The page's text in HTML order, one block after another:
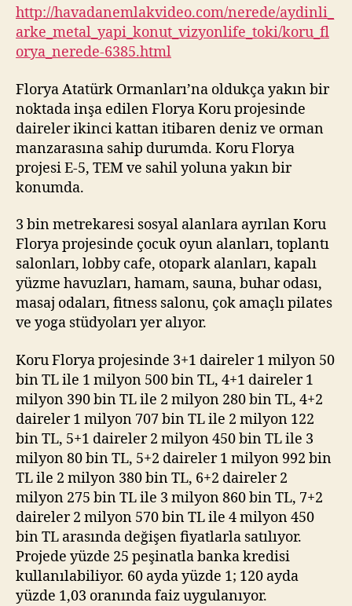
http://havadanemlakvideo.com/nerede/aydinli_
arke_metal_yapi_konut_vizyonlife_toki/koru_fl
orya_nerede-6385.html
Florya Atatürk Ormanları’na oldukça yakın bir
noktada inşa edilen Florya Koru projesinde
daireler ikinci kattan itibaren deniz ve orman
manzarasına sahip durumda. Koru Florya
projesi E-5, TEM ve sahil yoluna yakın bir
konumda.
3 bin metrekaresi sosyal alanlara ayrılan Koru
Florya projesinde çocuk oyun alanları, toplantı
salonları, lobby cafe, otopark alanları, kapalı
yüzme havuzları, hamam, sauna, buhar odası,
masaj odaları, fitness salonu, çok amaçlı pilates
ve yoga stüdyoları yer alıyor.
Koru Florya projesinde 3+1 daireler 1 milyon 50
bin TL ile 1 milyon 500 bin TL, 4+1 daireler 1
milyon 390 bin TL ile 2 milyon 280 bin TL, 4+2
daireler 1 milyon 707 bin TL ile 2 milyon 122
bin TL, 5+1 daireler 2 milyon 450 bin TL ile 3
milyon 80 bin TL, 5+2 daireler 1 milyon 992 bin
TL ile 2 milyon 380 bin TL, 6+2 daireler 2
milyon 275 bin TL ile 3 milyon 860 bin TL, 7+2
daireler 2 milyon 570 bin TL ile 4 milyon 450
bin TL arasında değişen fiyatlarla satılıyor.
Projede yüzde 25 peşinatla banka kredisi
kullanılabiliyor. 60 ayda yüzde 1; 120 ayda
yüzde 1,03 oranında faiz uygulanıyor.